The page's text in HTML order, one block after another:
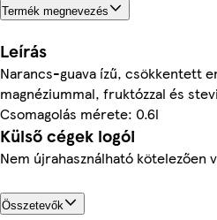
Termék megnevezés
Leírás
Narancs-guava ízű, csökkentett
magnéziummal, fruktózzal és
Csomagolás mérete: 0.6l
Külső cégek logói
Nem újrahasználható
Összetevők